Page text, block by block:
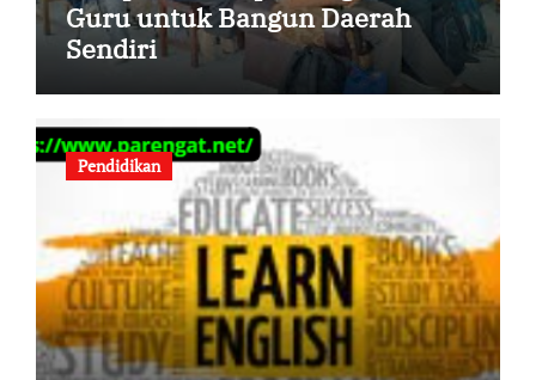
Guru untuk Bangun Daerah
Sendiri
Pendidikan